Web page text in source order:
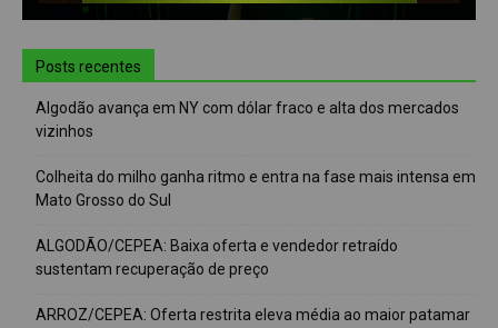
Posts recentes
Algodão avança em NY com dólar fraco e alta dos mercados
vizinhos
Colheita do milho ganha ritmo e entra na fase mais intensa em
Mato Grosso do Sul
ALGODÃO/CEPEA: Baixa oferta e vendedor retraído
sustentam recuperação de preço
ARROZ/CEPEA: Oferta restrita eleva média ao maior patamar